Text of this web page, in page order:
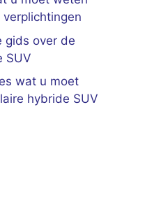
gids over de
SUV
wat u moet
hybride SUV